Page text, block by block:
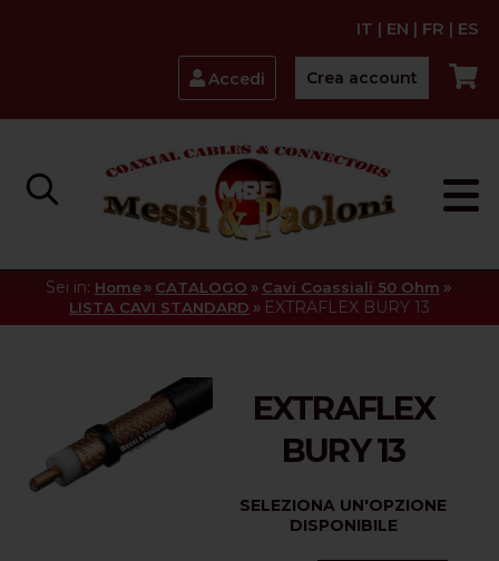
IT | EN | FR | ES
Accedi Crea account
Sei in: Home » CATALOGO » Cavi Coassiali 50 Ohm »
LISTA CAVI STANDARD » EXTRAFLEX BURY 13
EXTRAFLEX
BURY 13
SELEZIONA UN'OPZIONE
DISPONIBILE